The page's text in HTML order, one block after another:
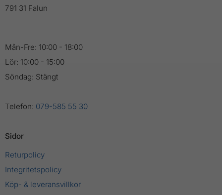
791 31 Falun
Mån-Fre: 10:00 - 18:00
Lör: 10:00 - 15:00
Söndag: Stängt
Telefon: 079-585 55 30
Sidor
Returpolicy
Integritetspolicy
Köp- & leveransvillkor